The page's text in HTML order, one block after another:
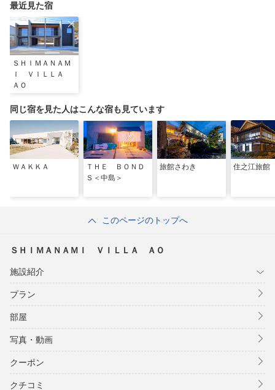
最近見た宿
ＳＨＩＭＡＮＡＭ
Ｉ ＶＩＬＬＡ
ＡＯ
同じ宿を見た人はこんな宿も見ています
ＷＡＫＫＡ
ＴＨＥ ＢＯＮＤ
Ｓ＜中島＞
旅館さわき 住之江旅館
このページのトップへ
ＳＨＩＭＡＮＡＭＩ ＶＩＬＬＡ ＡＯ
施設紹介
プラン
部屋
写真・動画
クーポン
クチコミ